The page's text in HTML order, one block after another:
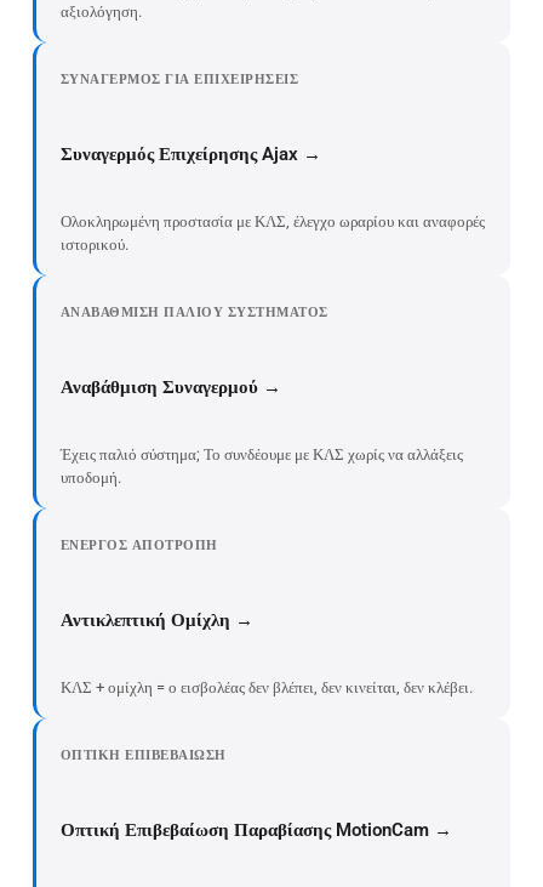
αξιολόγηση.
ΣΥΝΑΓΕΡΜΌΣ ΓΙΑ ΕΠΙΧΕΙΡΉΣΕΙΣ
Συναγερμός Επιχείρησης Ajax →
Ολοκληρωμένη προστασία με ΚΛΣ, έλεγχο ωραρίου και αναφορές
ιστορικού.
ΑΝΑΒΆΘΜΙΣΗ ΠΑΛΙΟΎ ΣΥΣΤΉΜΑΤΟΣ
Αναβάθμιση Συναγερμού →
Έχεις παλιό σύστημα; Το συνδέουμε με ΚΛΣ χωρίς να αλλάξεις
υποδομή.
ΕΝΕΡΓΌΣ ΑΠΟΤΡΟΠΉ
Αντικλεπτική Ομίχλη →
ΚΛΣ + ομίχλη = ο εισβολέας δεν βλέπει, δεν κινείται, δεν κλέβει.
ΟΠΤΙΚΉ ΕΠΙΒΕΒΑΊΩΣΗ
Οπτική Επιβεβαίωση Παραβίασης MotionCam →